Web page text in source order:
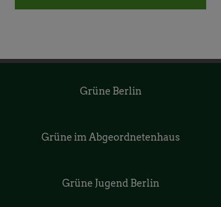
Grüne Berlin
Grüne im Abgeordnetenhaus
Grüne Jugend Berlin